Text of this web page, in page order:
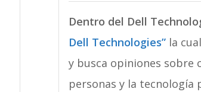
Dentro del Dell
Dell Technologies”la
y busca opiniones sobre
personas y la